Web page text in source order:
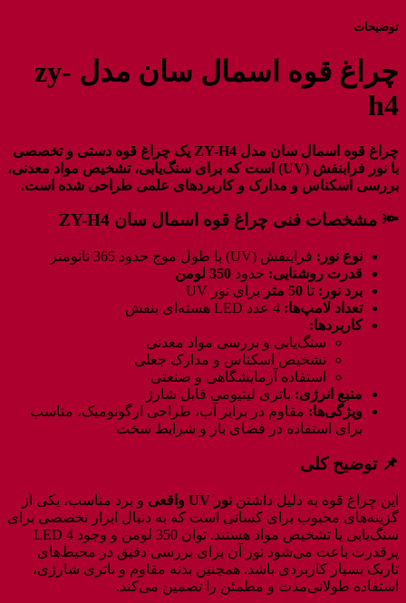
توضیحات
چراغ قوه اسمال سان مدل zy-
h4
چراغ قوه اسمال سان مدل ZY-H4 یک چراغ قوه دستی و تخصصی
با نور فرابنفش (UV) است که برای سنگ‌یابی، تشخیص مواد معدنی،
بررسی اسکناس و مدارک و کاربردهای علمی طراحی شده است.
🔦 مشخصات فنی چراغ قوه اسمال سان ZY-H4
نوع نور: فرابنفش (UV) با طول موج حدود 365 نانومتر
قدرت روشنایی: حدود 350 لومن
برد نور: تا 50 متر
برای نور UV
تعداد لامپ‌ها:
کاربردها:
سنگ‌یابی و بررسی مواد معدنی
تشخیص اسکناس و مدارک جعلی
استفاده آزمایشگاهی و صنعتی
منبع انرژی: باتری لیتیومی قابل شارژ
ویژگی‌ها: مقاوم در برابر آب، طراحی ارگونومیک، مناسب
برای استفاده در فضای باز و شرایط سخت
📌 توضیح کلی
این چراغ قوه به دلیل داشتن نور UV واقعی
و برد مناسب، یکی از
گزینه‌های محبوب برای کسانی است که به دنبال ابزار تخصصی برای
سنگ‌یابی یا تشخیص مواد هستند. توان 350 لومن و وجود 4 LED
پرقدرت باعث می‌شود نور آن برای بررسی دقیق در محیط‌های
تاریک بسیار کاربردی باشد. همچنین بدنه مقاوم و باتری شارژی،
استفاده طولانی‌مدت و مطمئن را تضمین می‌کند.